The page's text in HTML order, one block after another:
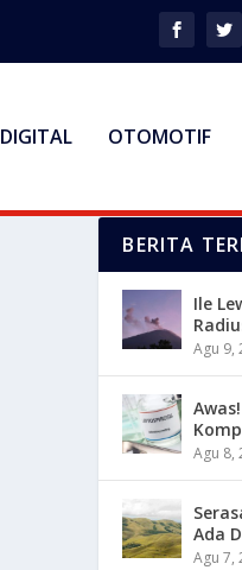
DIGITAL OTOMOTIF
BERITA
Ile
Agu 9,
Agu 8,
Ada
Agu 7,